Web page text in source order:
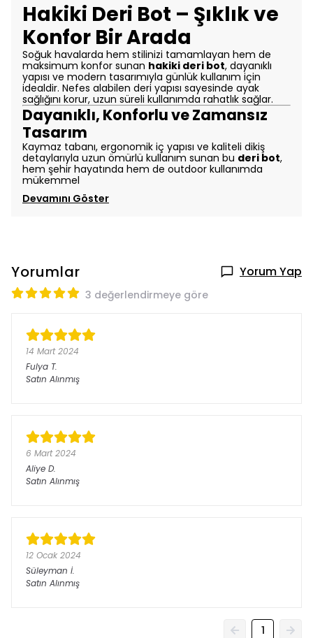
Hakiki Deri Bot – Şıklık ve
Konfor Bir Arada
Soğuk havalarda hem stilinizi tamamlayan hem de
maksimum konfor sunan hakiki deri bot, dayanıklı
yapısı ve modern tasarımıyla günlük kullanım için
idealdir. Nefes alabilen deri yapısı sayesinde ayak
sağlığını korur, uzun süreli kullanımda rahatlık sağlar.
Dayanıklı, Konforlu ve Zamansız
Tasarım
Kaymaz tabanı, ergonomik iç yapısı ve kaliteli dikiş
detaylarıyla uzun ömürlü kullanım sunan bu deri bot,
hem şehir hayatında hem de outdoor kullanımda
mükemmel
Devamını Göster
Yorumlar Yorum Yap
3 değerlendirmeye göre
14 Mart 2024
Fulya T.
Satın Alınmış
6 Mart 2024
Aliye D.
Satın Alınmış
12 Ocak 2024
Süleyman İ.
Satın Alınmış
1